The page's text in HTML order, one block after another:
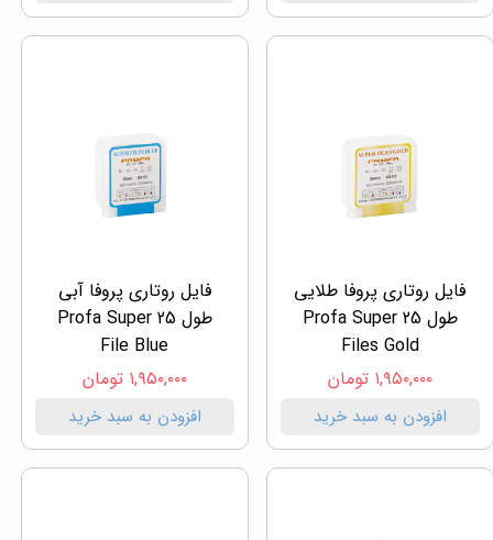
فایل روتاری پروفا طلایی
طول 25 Profa Super
Files Gold
۱,۹۵۰,۰۰۰ تومان
افزودن به سبد خرید
فایل روتاری پروفا آبی
طول 25 Profa Super
File Blue
۱,۹۵۰,۰۰۰ تومان
افزودن به سبد خرید